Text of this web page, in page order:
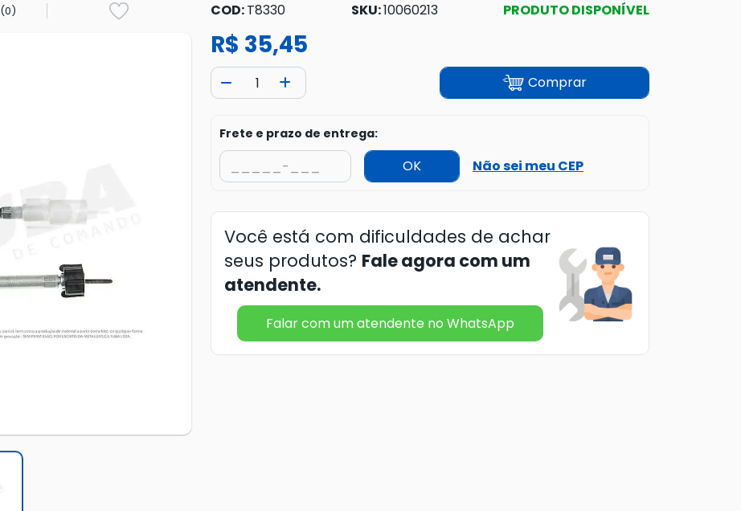
(0) COD:T8330 SKU:10060213 PRODUTO DISPONÍVEL
R$ 35,45
Comprar
Frete e prazo de entrega:
OK Não sei meu CEP
Você está com dificuldades de achar
seus produtos? Fale agora com um
atendente.
Falar com um atendente no WhatsApp